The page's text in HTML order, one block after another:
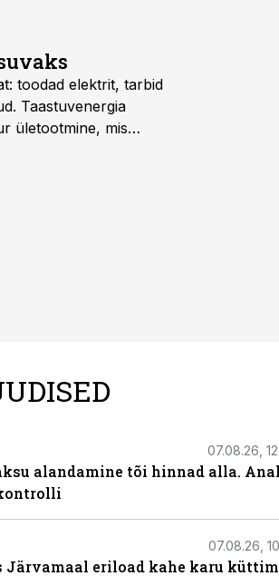
toodad elektrit, tarbid
Taastuvenergia
ületootmine, mis
07.08.26,
alandamine tõi hinnad alla.
07.08.26,
Järvamaal eriload kahe karu